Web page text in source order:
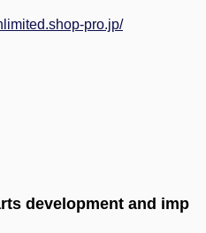
pro.jp/
development and imp